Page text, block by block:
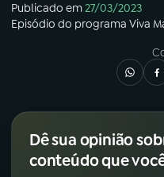
Publicado em27/03/2023
Episódio do programa Viva
Dê sua opinião
conteúdo que